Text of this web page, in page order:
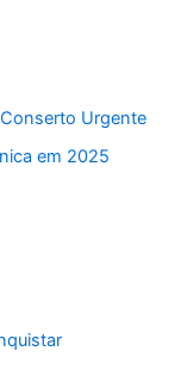
Conserto Urgente
em 2025